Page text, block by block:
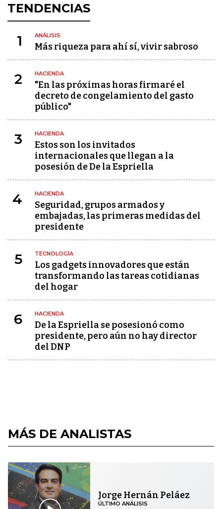
TENDENCIAS
1 ANÁLISIS
Más riqueza para ahí sí, vivir sabroso
2 HACIENDA
"En las próximas horas firmaré el
decreto de congelamiento del gasto
público"
3 HACIENDA
Estos son los invitados
internacionales que llegan a la
posesión de De la Espriella
4 HACIENDA
Seguridad, grupos armados y
embajadas, las primeras medidas del
presidente
5 TECNOLOGÍA
Los gadgets innovadores que están
transformando las tareas cotidianas
del hogar
6 HACIENDA
De la Espriella se posesionó como
presidente, pero aún no hay director
del DNP
MÁS DE ANALISTAS
Jorge Hernán Peláez
ÚLTIMO ANÁLISIS